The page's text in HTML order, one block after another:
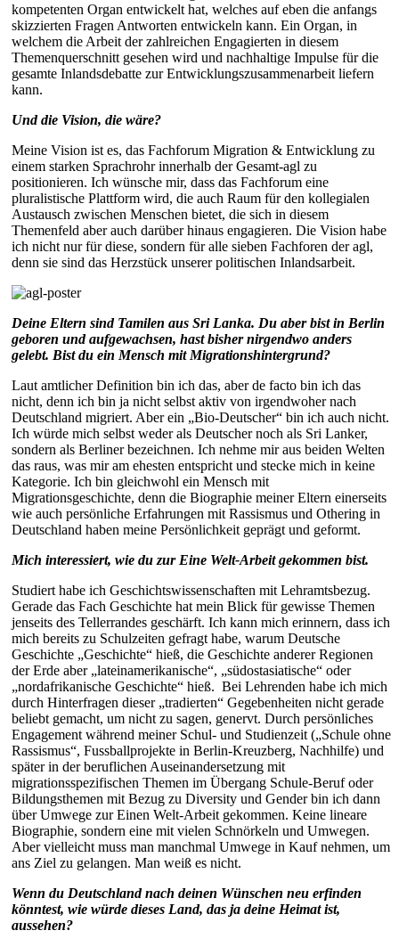
kompetenten Organ entwickelt hat, welches auf eben die anfangs
skizzierten Fragen Antworten entwickeln kann. Ein Organ, in
welchem die Arbeit der zahlreichen Engagierten in diesem
Themenquerschnitt gesehen wird und nachhaltige Impulse für die
gesamte Inlandsdebatte zur Entwicklungszusammenarbeit liefern
kann.
Und die Vision, die wäre?
Meine Vision ist es, das Fachforum Migration & Entwicklung zu
einem starken Sprachrohr innerhalb der Gesamt-agl zu
positionieren. Ich wünsche mir, dass das Fachforum eine
pluralistische Plattform wird, die auch Raum für den kollegialen
Austausch zwischen Menschen bietet, die sich in diesem
Themenfeld aber auch darüber hinaus engagieren. Die Vision habe
ich nicht nur für diese, sondern für alle sieben Fachforen der agl,
denn sie sind das Herzstück unserer politischen Inlandsarbeit.
Deine Eltern sind Tamilen aus Sri Lanka. Du aber bist in Berlin
geboren und aufgewachsen, hast bisher nirgendwo anders
gelebt. Bist du ein Mensch mit Migrationshintergrund?
Laut amtlicher Definition bin ich das, aber de facto bin ich das
nicht, denn ich bin ja nicht selbst aktiv von irgendwoher nach
Deutschland migriert. Aber ein „Bio-Deutscher“ bin ich auch nicht.
Ich würde mich selbst weder als Deutscher noch als Sri Lanker,
sondern als Berliner bezeichnen. Ich nehme mir aus beiden Welten
das raus, was mir am ehesten entspricht und stecke mich in keine
Kategorie. Ich bin gleichwohl ein Mensch mit
Migrationsgeschichte, denn die Biographie meiner Eltern einerseits
wie auch persönliche Erfahrungen mit Rassismus und Othering in
Deutschland haben meine Persönlichkeit geprägt und geformt.
Mich interessiert, wie du zur Eine Welt-Arbeit gekommen bist.
Studiert habe ich Geschichtswissenschaften mit Lehramtsbezug.
Gerade das Fach Geschichte hat mein Blick für gewisse Themen
jenseits des Tellerrandes geschärft. Ich kann mich erinnern, dass ich
mich bereits zu Schulzeiten gefragt habe, warum Deutsche
Geschichte „Geschichte“ hieß, die Geschichte anderer Regionen
der Erde aber „lateinamerikanische“, „südostasiatische“ oder
„nordafrikanische Geschichte“ hieß. Bei Lehrenden habe ich mich
durch Hinterfragen dieser „tradierten“ Gegebenheiten nicht gerade
beliebt gemacht, um nicht zu sagen, genervt. Durch persönliches
Engagement während meiner Schul- und Studienzeit („Schule ohne
Rassismus“, Fussballprojekte in Berlin-Kreuzberg, Nachhilfe) und
später in der beruflichen Auseinandersetzung mit
migrationsspezifischen Themen im Übergang Schule-Beruf oder
Bildungsthemen mit Bezug zu Diversity und Gender bin ich dann
über Umwege zur Einen Welt-Arbeit gekommen. Keine lineare
Biographie, sondern eine mit vielen Schnörkeln und Umwegen.
Aber vielleicht muss man manchmal Umwege in Kauf nehmen, um
ans Ziel zu gelangen. Man weiß es nicht.
Wenn du Deutschland nach deinen Wünschen neu erfinden
könntest, wie würde dieses Land, das ja deine Heimat ist,
aussehen?